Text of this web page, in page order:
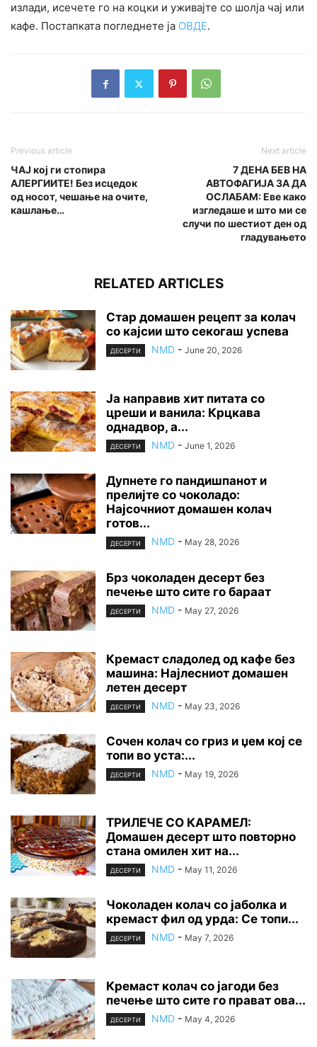
излади, исечете го на коцки и уживајте со шолја чај или
кафе. Постапката погледнете ја ОВДЕ.
Previous article
ЧАЈ кој ги стопира
АЛЕРГИИТЕ! Без исцедок
од носот, чешање на очите,
кашлање…
Next article
7 ДЕНА БЕВ НА
АВТОФАГИЈА ЗА ДА
ОСЛАБАМ: Еве како
изгледаше и што ми се
случи по шестиот ден од
гладувањето
RELATED ARTICLES
Стар домашен рецепт за колач
со кајсии што секогаш успева
ДЕСЕРТИ NMD - June 20, 2026
Ја направив хит питата со
цреши и ванила: Крцкава
однадвор, а...
ДЕСЕРТИ NMD - June 1, 2026
Дупнете го пандишпанот и
прелијте со чоколадо:
Најсочниот домашен колач
готов...
ДЕСЕРТИ NMD - May 28, 2026
Брз чоколаден десерт без
печење што сите го бараат
ДЕСЕРТИ NMD - May 27, 2026
Кремаст сладолед од кафе без
машина: Најлесниот домашен
летен десерт
ДЕСЕРТИ NMD - May 23, 2026
Сочен колач со гриз и џем кој се
топи во уста:...
ДЕСЕРТИ NMD - May 19, 2026
ТРИЛЕЧЕ СО КАРАМЕЛ:
Домашен десерт што повторно
стана омилен хит на...
ДЕСЕРТИ NMD - May 11, 2026
Чоколаден колач со јаболка и
кремаст фил од урда: Се топи...
ДЕСЕРТИ NMD - May 7, 2026
Кремаст колач со јагоди без
печење што сите го прават ова...
ДЕСЕРТИ NMD - May 4, 2026